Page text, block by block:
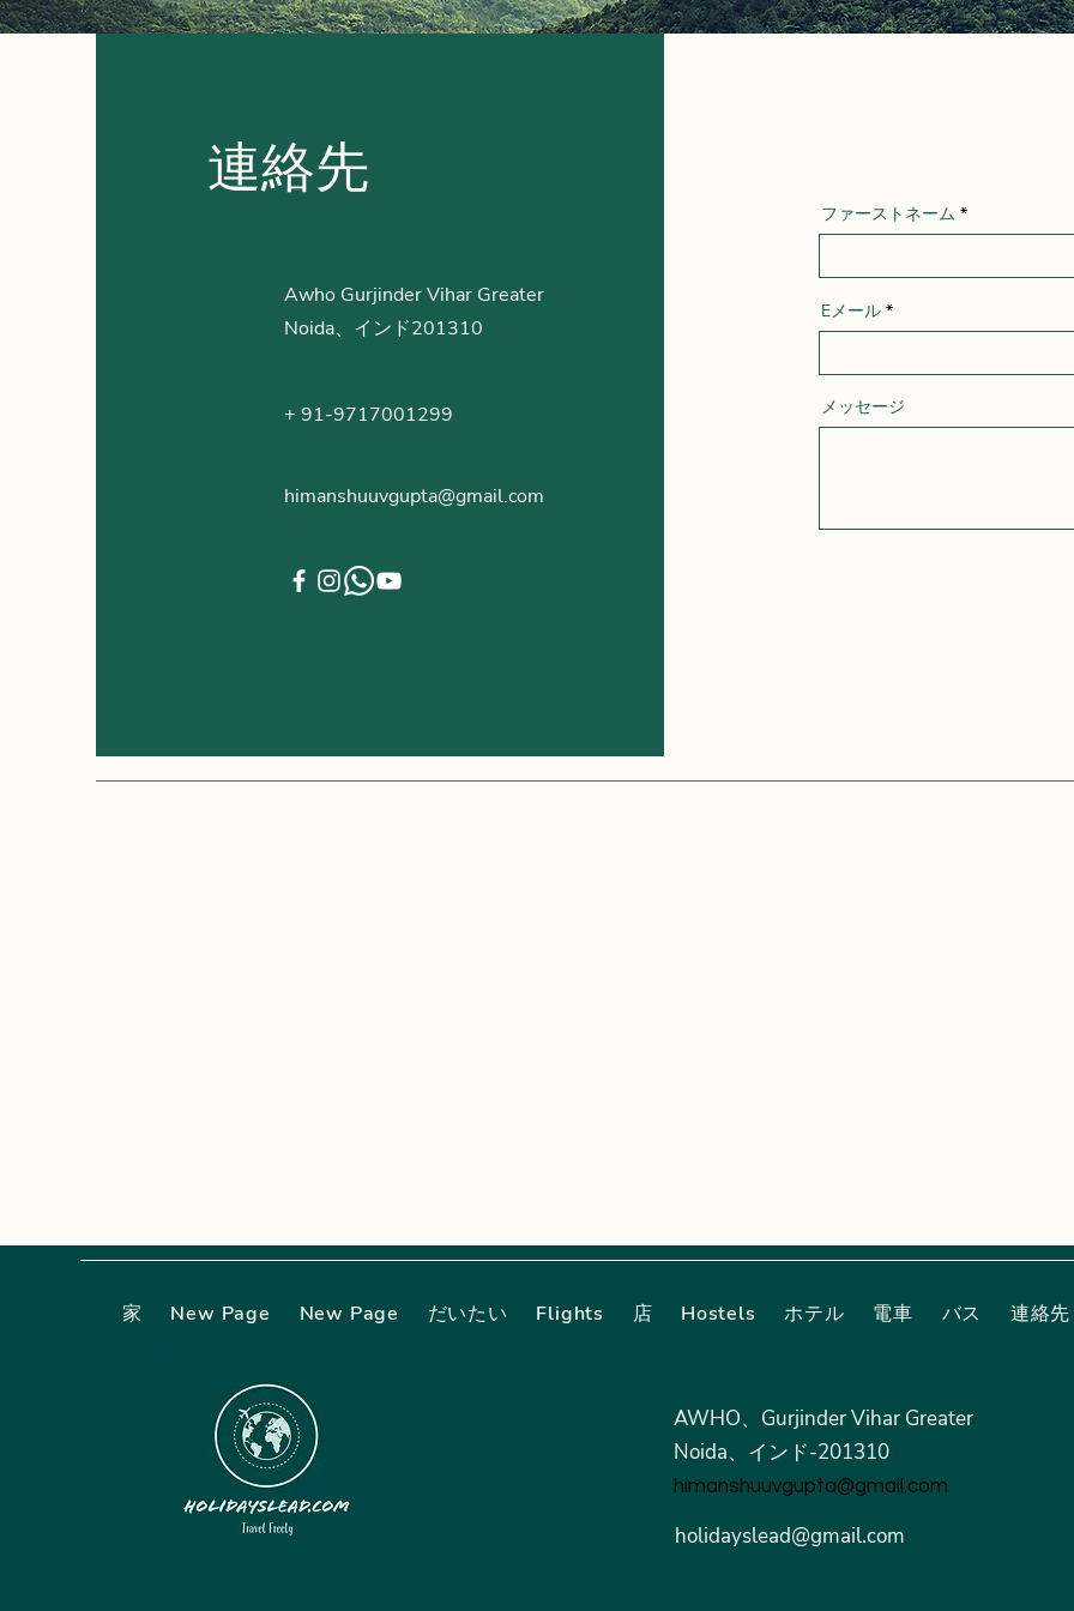
連絡先
Awho Gurjinder Vihar Greater
Noida、インド201310
+ 91-9717001299
himanshuuvgupta@gmail.com
ファーストネーム
Eメール
メッセージ
家 New Page New Page だいたい Flights 店 Hostels ホテル 電車 バス 連絡先
AWHO、Gurjinder Vihar Greater
Noida、インド-201310
himanshuuvgupta@gmail.com
holidayslead@gmail.com